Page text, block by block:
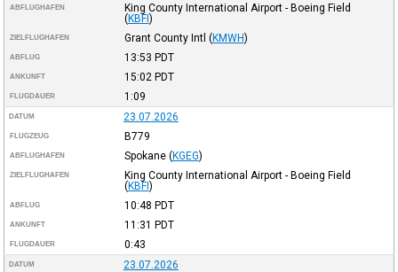
ABFLUGHAFEN
King County International Airport - Boeing Field
(KBFI)
ZIELFLUGHAFEN Grant County Intl (KMWH)
ABFLUG 13:53 PDT
ANKUNFT 15:02 PDT
FLUGDAUER 1:09
DATUM 23.07.2026
FLUGZEUG B779
ABFLUGHAFEN Spokane (KGEG)
ZIELFLUGHAFEN
King County International Airport - Boeing Field
(KBFI)
ABFLUG 10:48 PDT
ANKUNFT 11:31 PDT
FLUGDAUER 0:43
DATUM 23.07.2026